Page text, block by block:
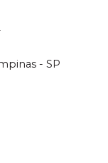
- SP